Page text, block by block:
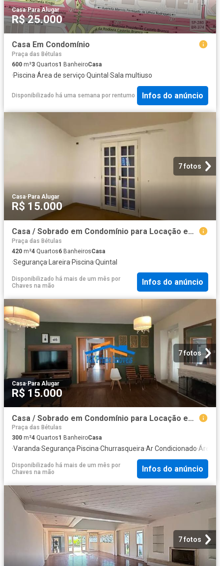
Casa·Para Alugar
R$ 25.000
Casa Em Condomínio
Praça das Bétulas
600 m²3 Quartos1 BanheiroCasa
·Piscina·Área de serviço·Quintal ·Sala multiuso
Disponibilizado há uma semana por rentumo Infos do anúncio
7 fotos
Casa· Para Alugar
R$ 15.000
Casa / Sobrado em Condomínio para Locação em Santana de Parnaíba/SP Alphaville 4 Quartos
Praça das Bétulas
420 m²4 Quartos6 BanheirosCasa
·Segurança· Lareira·Piscina·Quintal
Disponibilizado há mais de um mês por
Chaves na mão
Infos do anúncio
7 fotos
Casa·Para Alugar
R$ 15.000
Casa / Sobrado em Condomínio para Locação em Santana de Parnaíba/SP Alphaville 4 Quartos
Praça das Bétulas
300 m²4 Quartos1 BanheiroCasa
·Varanda·Segurança·Piscina·Churrasqueira·Ar Condicionado·Área
Disponibilizado há mais de um mês por
Chaves na mão
Infos do anúncio
7 fotos